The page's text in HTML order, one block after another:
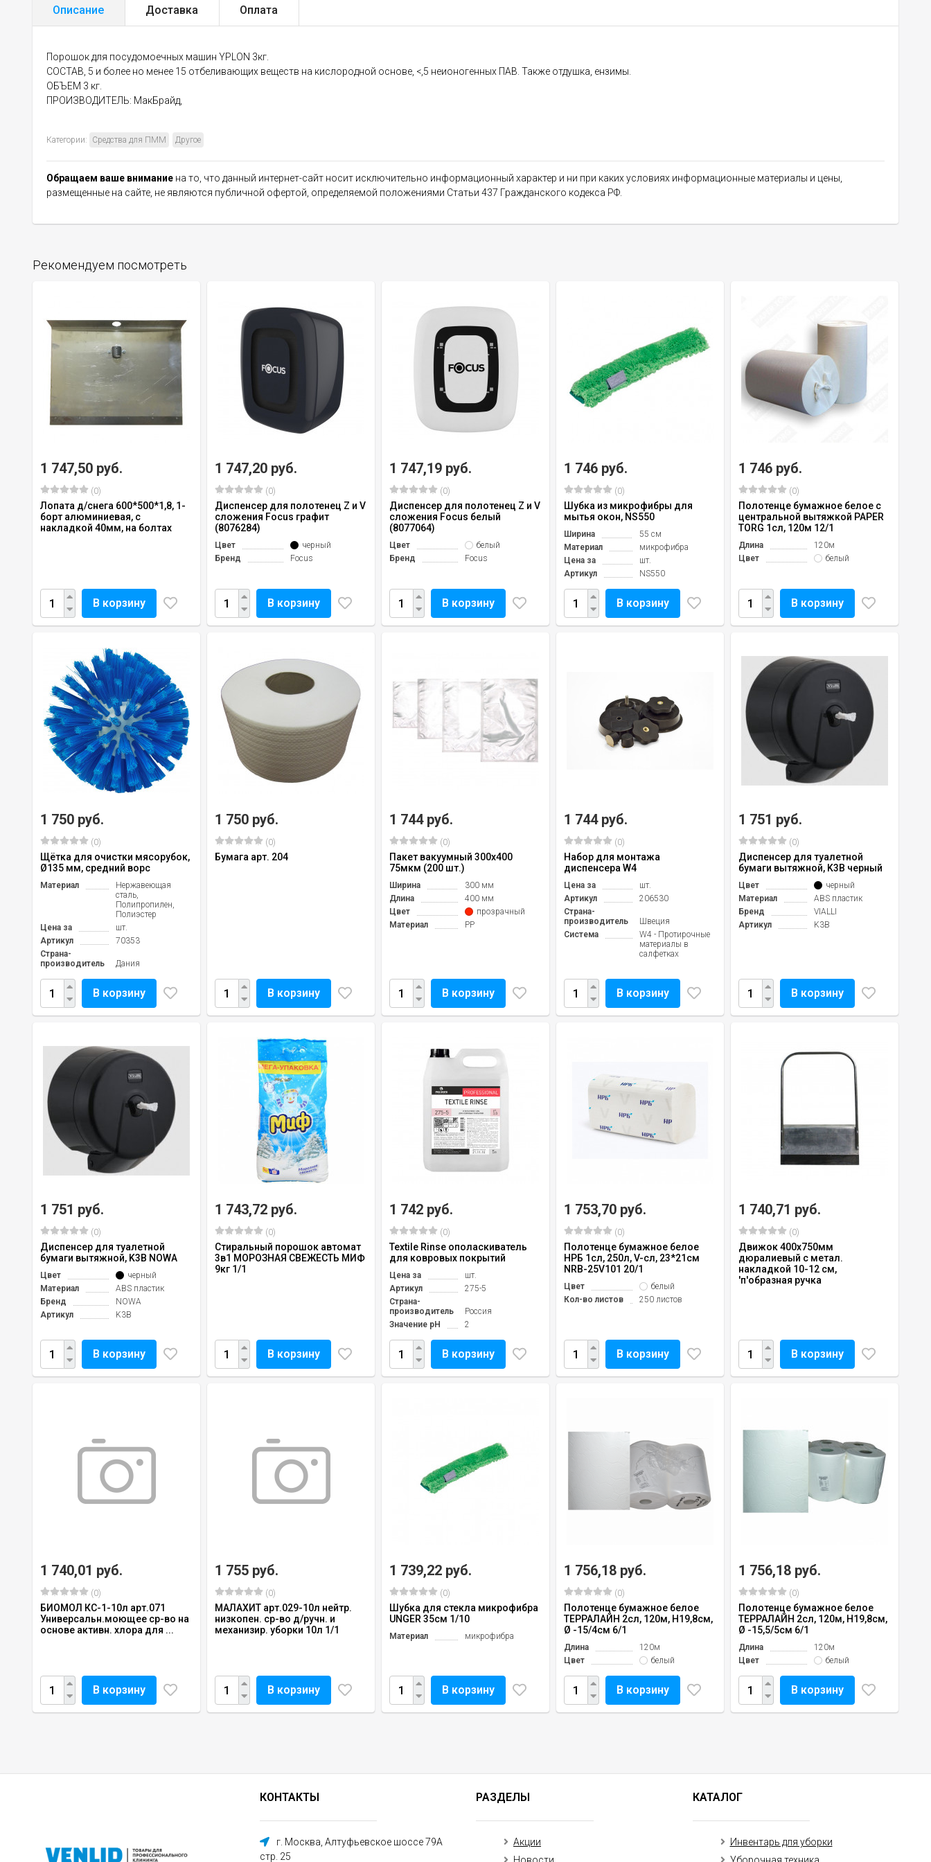
Описание Доставка Оплата
Порошок для посудомоечных машин YPLON 3кг.
СОСТАВ, 5 и более но менее 15 отбеливающих веществ на кислородной основе, <,5 неионогенных ПАВ. Также отдушка, ензимы.
ОБЪЕМ 3 кг.
ПРОИЗВОДИТЕЛЬ: МакБрайд,
Категории: Средства для ПММ Другое
Обращаем ваше внимание на то, что данный интернет-сайт носит исключительно информационный характер и ни при каких условиях информационные материалы и цены,
размещенные на сайте, не являются публичной офертой, определяемой положениями Статьи 437 Гражданского кодекса РФ.
Рекомендуем посмотреть
1 747,50 руб.
(0)
Лопата д/снега 600*500*1,8, 1-
борт алюминиевая, с
накладкой 40мм, на болтах
В корзину
1 747,20 руб.
(0)
Диспенсер для полотенец Z и V
сложения Focus графит
(8076284)
Цвет
черный
Бренд
Focus
В корзину
1 747,19 руб.
(0)
Диспенсер для полотенец Z и V
сложения Focus белый
(8077064)
Цвет
белый
Бренд
Focus
В корзину
1 746 руб.
(0)
Шубка из микрофибры для
мытья окон, NS550
Ширина
55 см
Материал
микрофибра
Цена за
шт.
Артикул
NS550
В корзину
1 746 руб.
(0)
Полотенце бумажное белое с
центральной вытяжкой PAPER
TORG 1сл, 120м 12/1
Длина
120м
Цвет
белый
В корзину
1 750 руб.
(0)
Щётка для очистки мясорубок,
Ø135 мм, средний ворс
Материал
Нержавеющая
сталь,
Полипропилен,
Полиэстер
Цена за
шт.
Артикул
70353
Страна-
производитель
Дания
В корзину
1 750 руб.
(0)
Бумага арт. 204
В корзину
1 744 руб.
(0)
Пакет вакуумный 300х400
75мкм (200 шт.)
Ширина
300 мм
Длина
400 мм
Цвет
прозрачный
Материал
PP
В корзину
1 744 руб.
(0)
Набор для монтажа
диспенсера W4
Цена за
шт.
Артикул
206530
Страна-
производитель
Швеция
Система
W4 - Протирочные
материалы в
салфетках
В корзину
1 751 руб.
(0)
Диспенсер для туалетной
бумаги вытяжной, K3B черный
Цвет
черный
Материал
ABS пластик
Бренд
VIALLI
Артикул
K3B
В корзину
1 751 руб.
(0)
Диспенсер для туалетной
бумаги вытяжной, K3B NOWA
Цвет
черный
Материал
ABS пластик
Бренд
NOWA
Артикул
K3B
В корзину
1 743,72 руб.
(0)
Стиральный порошок автомат
3в1 МОРОЗНАЯ СВЕЖЕСТЬ МИФ
9кг 1/1
В корзину
1 742 руб.
(0)
Textile Rinse ополаскиватель
для ковровых покрытий
Цена за
шт.
Артикул
275-5
Страна-
производитель
Россия
Значение pH
2
В корзину
1 753,70 руб.
(0)
Полотенце бумажное белое
НРБ 1сл, 250л, V-сл, 23*21см
NRB-25V101 20/1
Цвет
белый
Кол-во листов
250 листов
В корзину
1 740,71 руб.
(0)
Движок 400х750мм
дюралиевый с метал.
накладкой 10-12 см,
'п'образная ручка
В корзину
1 740,01 руб.
(0)
БИОМОЛ КС-1-10л арт.071
Универсальн.моющее ср-во на
основе активн. хлора для ...
В корзину
1 755 руб.
(0)
МАЛАХИТ арт.029-10л нейтр.
низкопен. ср-во д/ручн. и
механизир. уборки 10л 1/1
В корзину
1 739,22 руб.
(0)
Шубка для стекла микрофибра
UNGER 35см 1/10
Материал микрофибра
В корзину
1 756,18 руб.
(0)
Полотенце бумажное белое
ТЕРРАЛАЙН 2сл, 120м, H19,8см,
Ø -15/4см 6/1
Длина
120м
Цвет
белый
В корзину
1 756,18 руб.
(0)
Полотенце бумажное белое
ТЕРРАЛАЙН 2сл, 120м, H19,8см,
Ø -15,5/5см 6/1
Длина
120м
Цвет
белый
В корзину
КОНТАКТЫ
г. Москва, Алтуфьевское шоссе 79А
стр. 25
РАЗДЕЛЫ
Акции
КАТАЛОГ
Инвентарь для уборки